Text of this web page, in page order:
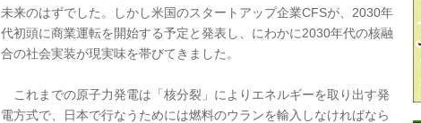
未来のはずでした。しかし米国のスタートアップ企業CFSが、2030年
代初頭に商業運転を開始する予定と発表し、にわかに2030年代の核融
合の社会実装が現実味を帯びてきました。
これまでの原子力発電は「核分裂」によりエネルギーを取り出す発
電方式で、日本で行なうためには燃料のウランを輸入しなければなら